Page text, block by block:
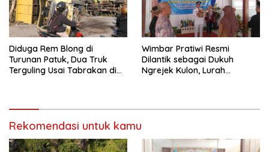
Diduga Rem Blong di
Turunan Patuk, Dua Truk
Terguling Usai Tabrakan di
Wimbar Pratiwi Resmi
Dilantik sebagai Dukuh
Ngrejek Kulon, Lurah
Rekomendasi untuk kamu